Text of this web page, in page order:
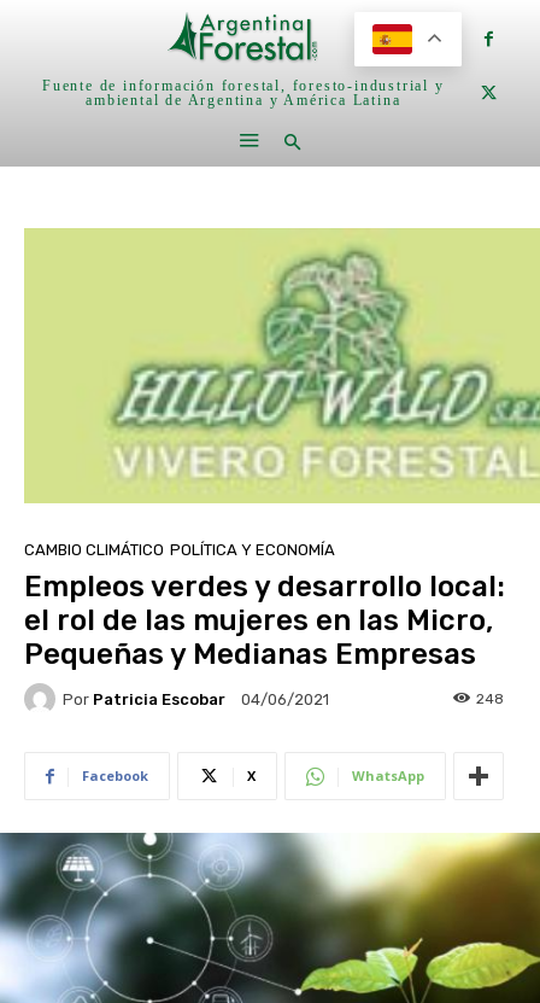
Fuente de información forestal, foresto-industrial y
ambiental de Argentina y América Latina
CAMBIO CLIMÁTICO POLÍTICA Y ECONOMÍA
Empleos verdes y desarrollo local:
el rol de las mujeres en las Micro,
Pequeñas y Medianas Empresas
Por Patricia Escobar 04/06/2021 248
Facebook X WhatsApp